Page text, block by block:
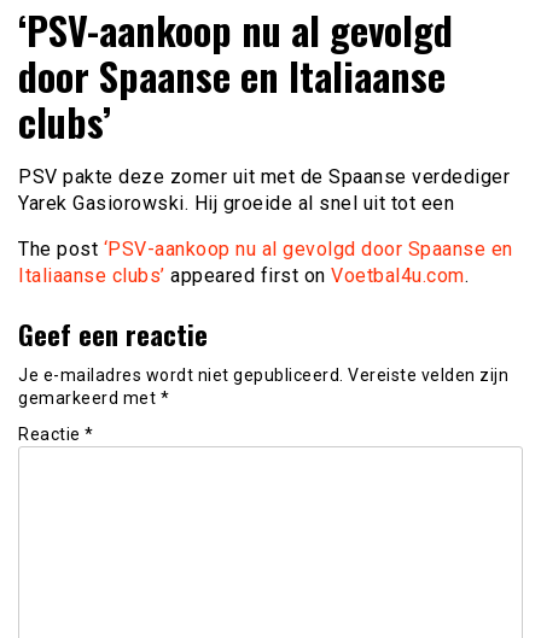
‘PSV-aankoop nu al gevolgd
door Spaanse en Italiaanse
clubs’
PSV pakte deze zomer uit met de Spaanse verdediger
Yarek Gasiorowski. Hij groeide al snel uit tot een
The post ‘PSV-aankoop nu al gevolgd door Spaanse en
Italiaanse clubs’ appeared first on Voetbal4u.com.
Geef een reactie
Je e-mailadres wordt niet gepubliceerd. Vereiste velden zijn
gemarkeerd met *
Reactie *